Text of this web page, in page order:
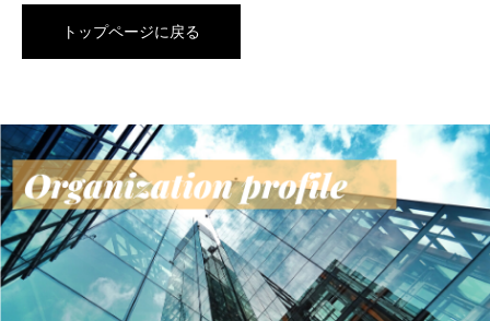
トップページに戻る